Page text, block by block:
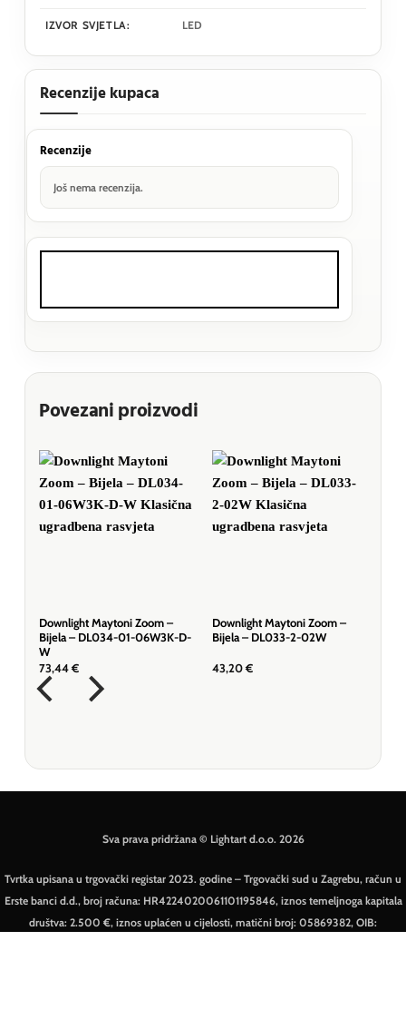
IZVOR SVJETLA: LED
Recenzije kupaca
Recenzije
Još nema recenzija.
Povezani proizvodi
Downlight Maytoni Zoom –
Bijela – DL034-01-06W3K-D-
W
73,44 €
Downlight Maytoni Zoom –
Bijela – DL033-2-02W
43,20 €
Sva prava pridržana © Lightart d.o.o. 2026
Tvrtka upisana u trgovački registar 2023. godine – Trgovački sud u Zagrebu, račun u
Erste banci d.d., broj računa: HR4224020061101195846, iznos temeljnoga kapitala
društva: 2.500 €, iznos uplaćen u cijelosti, matični broj: 05869382, OIB: